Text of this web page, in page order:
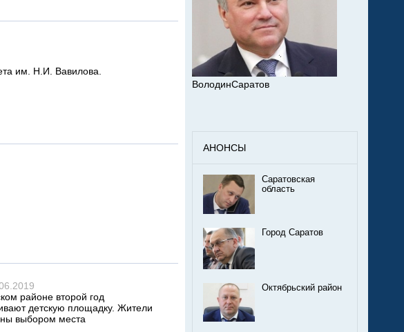
им. Н.И. Вавилова.
районе второй год
детскую площадку. Жители
выбором места
ВолодинСаратов
АНОНСЫ
Саратовская
область
Город Саратов
Октябрьский район